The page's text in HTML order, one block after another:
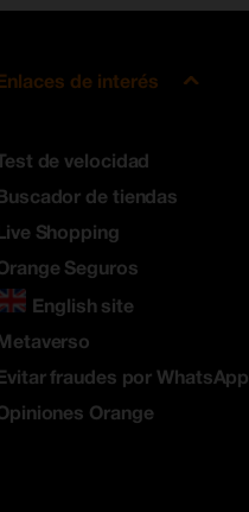
de interés
de velocidad
de tiendas
Shopping
Seguros
English site
fraudes por WhatsApp
Orange